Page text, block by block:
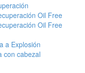
Oil Free
Oil Free
a Explosión
con cabezal